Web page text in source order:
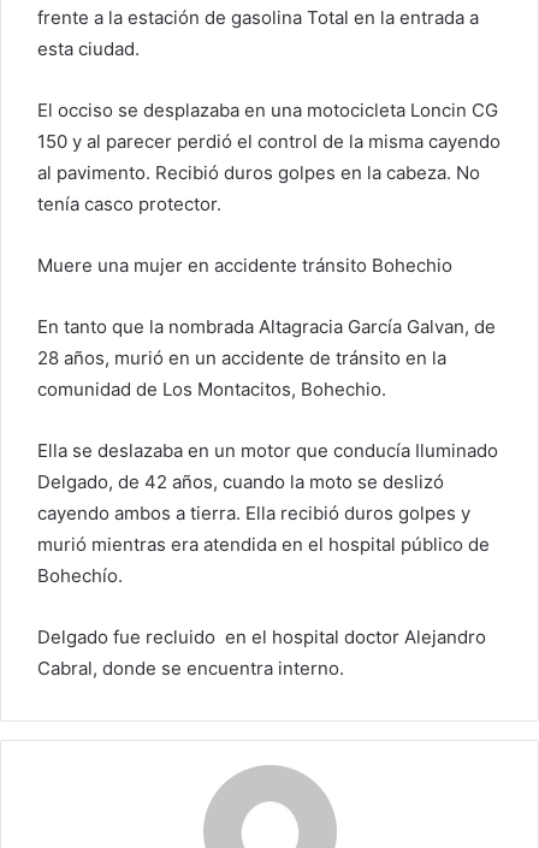
frente a la estación de gasolina Total en la entrada a
esta ciudad.
El occiso se desplazaba en una motocicleta Loncin CG
150 y al parecer perdió el control de la misma cayendo
al pavimento. Recibió duros golpes en la cabeza. No
tenía casco protector.
Muere una mujer en accidente tránsito Bohechio
En tanto que la nombrada Altagracia García Galvan, de
28 años, murió en un accidente de tránsito en la
comunidad de Los Montacitos, Bohechio.
Ella se deslazaba en un motor que conducía Iluminado
Delgado, de 42 años, cuando la moto se deslizó
cayendo ambos a tierra. Ella recibió duros golpes y
murió mientras era atendida en el hospital público de
Bohechío.
Delgado fue recluido en el hospital doctor Alejandro
Cabral, donde se encuentra interno.